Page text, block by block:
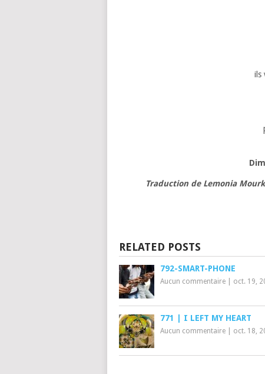
ils
Traduction de Lemonia
RELATED POSTS
792-SMART-PHONE
Aucun commentaire oct. 19,
771 | I LEFT MY HEART
Aucun commentaire oct. 18,